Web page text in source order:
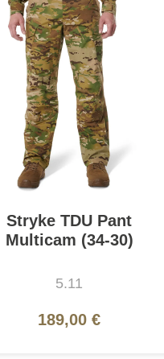
Stryke TDU Pant
Multicam (34-30)
5.11
189,00 €